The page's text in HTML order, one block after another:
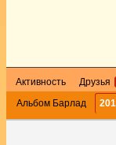
Активность Друзья
Альбом Барлад